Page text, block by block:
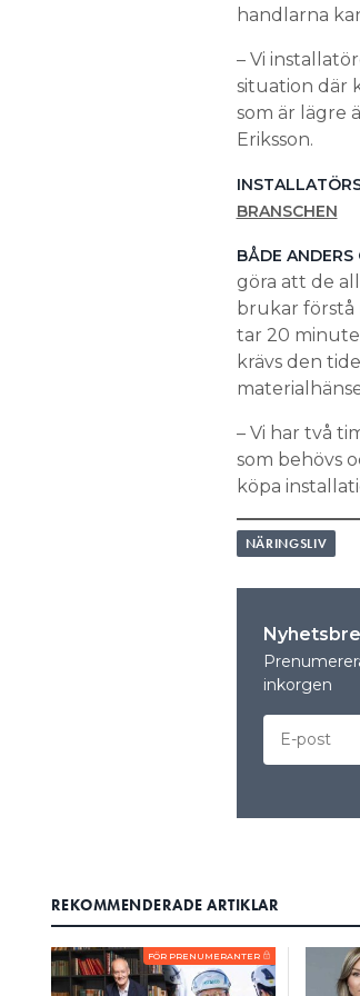
handlarna
– Vi
situation där
som är lägre
Eriksson.
BRANSCHEN
BÅDE
göra att de
brukar förstå
tar 20
krävs den
– Vi har två
som behövs
köpa
NÄRINGSLIV
inkorgen
REKOMMENDERADE ARTIKLAR
FÖR PRENUMERANTER